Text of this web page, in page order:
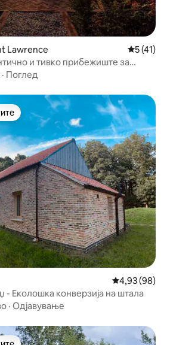
Lawrence
5 (41)
и тивко прибежиште за
· Поглед
на гостите“
Просечна
4,93 (98)
- Еколошка конверзија на штала
· Одјавување